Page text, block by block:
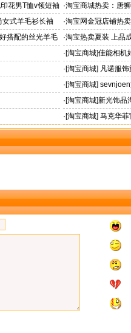
0203004原269
花男T恤v领短袖 ·淘宝商城热卖：唐
领T恤
式羊毛衫长袖
·淘宝网金冠店铺热
搭配的丝光羊毛
·淘宝热卖夏装 上品
丝连衣裙
·[淘宝商城]佳能相机
·[淘宝商城] 凡诺服
·[淘宝商城]
·[淘宝商城]新光饰品
·[淘宝商城] 马克华